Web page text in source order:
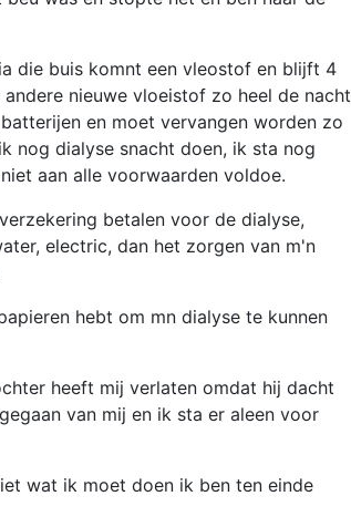
die buis komnt een vleostof en blijft 4
nieuwe vloeistof zo heel de nacht
en moet vervangen worden zo
nog dialyse snacht doen, ik sta nog
aan alle voorwaarden voldoe.
betalen voor de dialyse,
electric, dan het zorgen van m'n
hebt om mn dialyse te kunnen
heeft mij verlaten omdat hij dacht
van mij en ik sta er aleen voor
wat ik moet doen ik ben ten einde